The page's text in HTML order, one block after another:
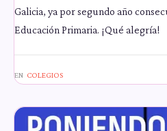
Galicia, ya por segundo año
Educación Primaria. ¡Qué alegría!
EN COLEGIOS